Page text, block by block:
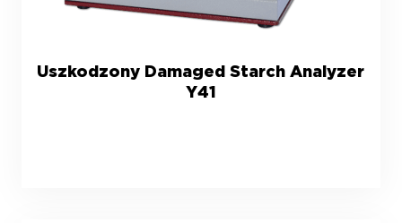
Uszkodzony Damaged Starch Analyzer
Y41